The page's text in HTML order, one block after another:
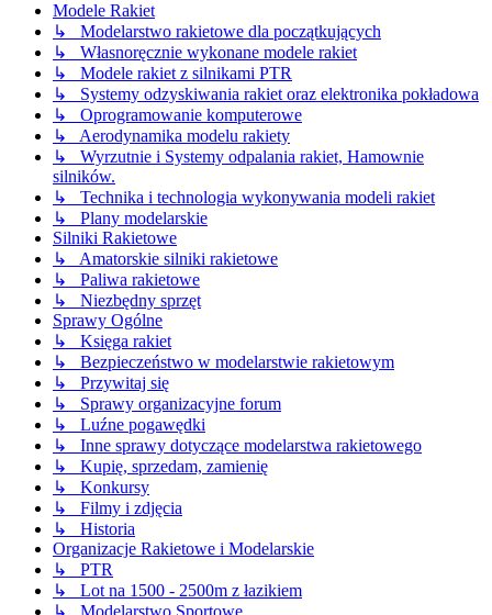
Modele Rakiet
↳ Modelarstwo rakietowe dla początkujących
↳ Własnoręcznie wykonane modele rakiet
↳ Modele rakiet z silnikami PTR
↳ Systemy odzyskiwania rakiet oraz elektronika pokładowa
↳ Oprogramowanie komputerowe
↳ Aerodynamika modelu rakiety
↳ Wyrzutnie i Systemy odpalania rakiet, Hamownie
silników.
↳ Technika i technologia wykonywania modeli rakiet
↳ Plany modelarskie
Silniki Rakietowe
↳ Amatorskie silniki rakietowe
↳ Paliwa rakietowe
↳ Niezbędny sprzęt
Sprawy Ogólne
↳ Księga rakiet
↳ Bezpieczeństwo w modelarstwie rakietowym
↳ Przywitaj się
↳ Sprawy organizacyjne forum
↳ Luźne pogawędki
↳ Inne sprawy dotyczące modelarstwa rakietowego
↳ Kupię, sprzedam, zamienię
↳ Konkursy
↳ Filmy i zdjęcia
↳ Historia
Organizacje Rakietowe i Modelarskie
↳ PTR
↳ Lot na 1500 - 2500m z łazikiem